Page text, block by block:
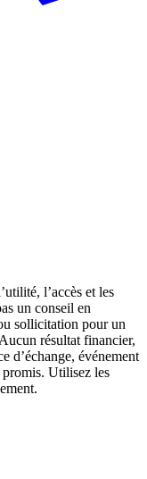
l’accès et les
un conseil en
sollicitation pour un
résultat financier,
d’échange, événement
Utilisez les